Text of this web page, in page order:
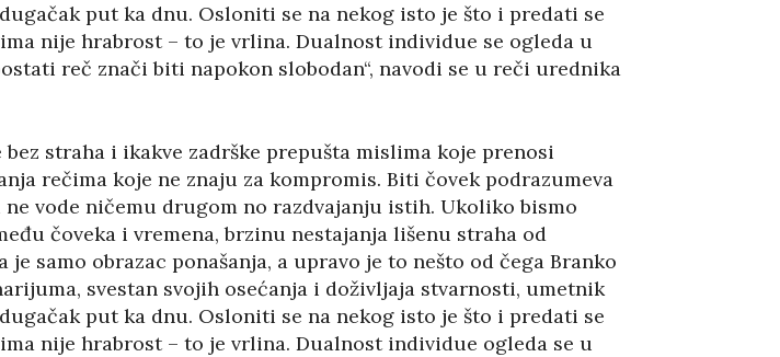
put ka dnu. Osloniti se na nekog isto je što i predati se
nije hrabrost – to je vrlina. Dualnost individue se ogleda u
reč znači biti napokon slobodan“, navodi se u reči urednika
straha i ikakve zadrške prepušta mislima koje prenosi
rečima koje ne znaju za kompromis. Biti čovek podrazumeva
vode ničemu drugom no razdvajanju istih. Ukoliko bismo
čoveka i vremena, brzinu nestajanja lišenu straha od
samo obrazac ponašanja, a upravo je to nešto od čega Branko
svestan svojih osećanja i doživljaja stvarnosti, umetnik
put ka dnu. Osloniti se na nekog isto je što i predati se
nije hrabrost – to je vrlina. Dualnost individue ogleda se u